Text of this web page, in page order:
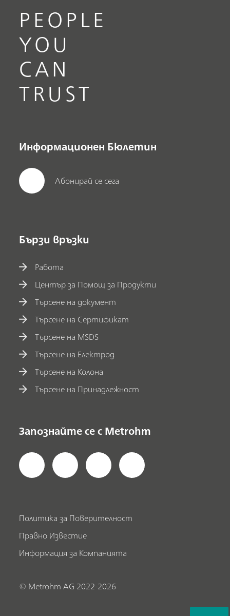
PEOPLE
YOU
CAN
TRUST
Информационен Бюлетин
Абонирай се сега
Бързи връзки
Работа
Център за Помощ за Продукти
Търсене на документ
Търсене на Сертификат
Търсене на MSDS
Търсене на Електрод
Търсене на Колона
Търсене на Принадлежност
Запознайте се с Metrohm
Политика за Поверителност
Правно Известие
Информация за Компанията
© Metrohm AG 2022-2026